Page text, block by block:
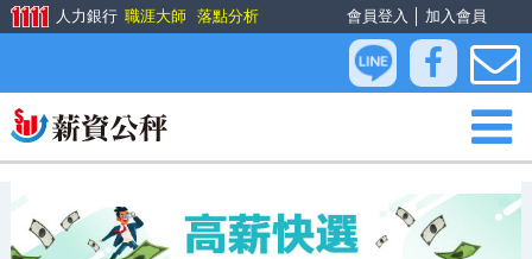
會員登入 加入會員
人力銀行 職涯大師 落點分析